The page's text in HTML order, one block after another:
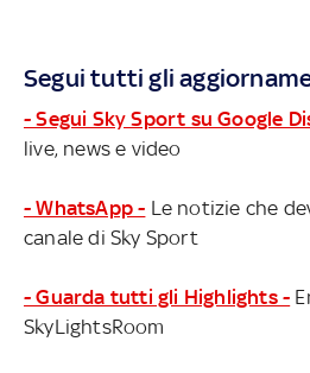
Segui tutti gli
- Segui Sky Sport su Google
live, news e video
- WhatsApp - Le notizie che
canale di Sky Sport
- Guarda tutti gli Highlights -
SkyLightsRoom